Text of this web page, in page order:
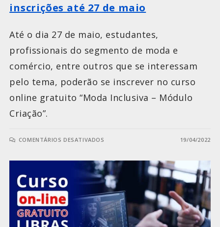
inscrições até 27 de maio
Até o dia 27 de maio, estudantes,
profissionais do segmento de moda e
comércio, entre outros que se interessam
pelo tema, poderão se inscrever no curso
online gratuito “Moda Inclusiva – Módulo
Criação”.
COMENTÁRIOS DESATIVADOS 19/04/2022